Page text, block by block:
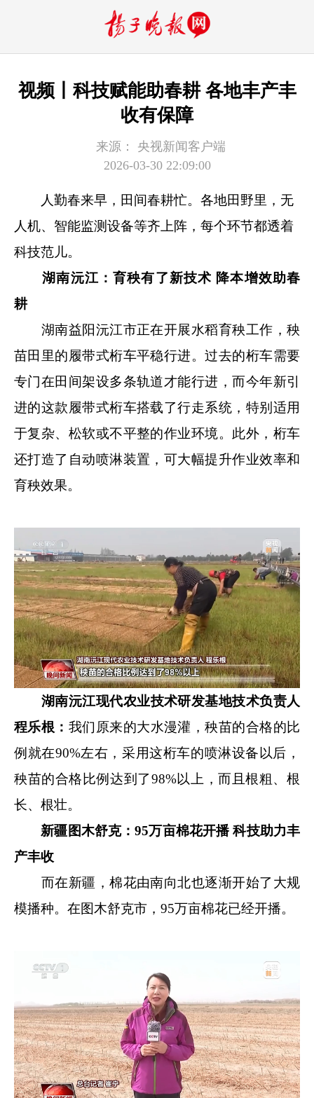
视频丨科技赋能助春耕 各地丰产丰
收有保障
来源：
央视新闻客户端
2026-03-30 22:09:00
人勤春来早，田间春耕忙。各地田野里，无
人机、智能监测设备等齐上阵，每个环节都透着
科技范儿。
湖南沅江：育秧有了新技术 降本增效助春
耕
湖南益阳沅江市正在开展水稻育秧工作，秧
苗田里的履带式桁车平稳行进。过去的桁车需要
专门在田间架设多条轨道才能行进，而今年新引
进的这款履带式桁车搭载了行走系统，特别适用
于复杂、松软或不平整的作业环境。此外，桁车
还打造了自动喷淋装置，可大幅提升作业效率和
育秧效果。
湖南沅江现代农业技术研发基地技术负责人
程乐根： 我们原来的大水漫灌，秧苗的合格的比
例就在90%左右，采用这桁车的喷淋设备以后，
秧苗的合格比例达到了98%以上，而且根粗、根
长、根壮。
新疆图木舒克：95万亩棉花开播 科技助力丰
产丰收
而在新疆，棉花由南向北也逐渐开始了大规
模播种。在图木舒克市，95万亩棉花已经开播。